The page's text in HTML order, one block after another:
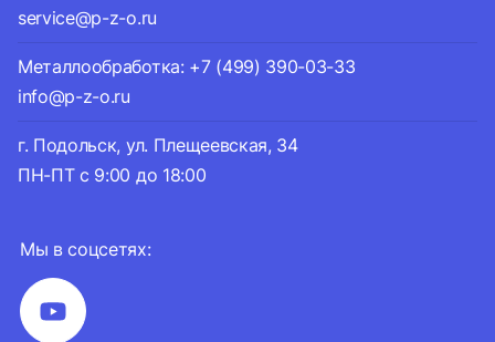
Мы в соцсетях:
service@p-z-o.ru
Металлообработка: +7 (499) 390-03-33
info@p-z-o.ru
г. Подольск, ул. Плещеевская, 34
ПН-ПТ с 9:00 до 18:00